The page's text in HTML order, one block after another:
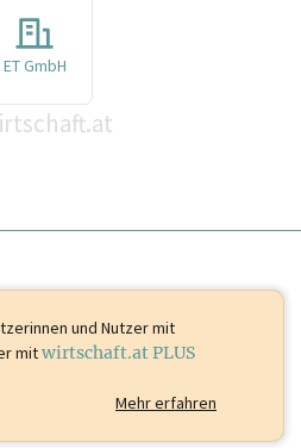
ET GmbH
und Nutzer mit
mitwirtschaft.at PLUS
Mehr erfahren